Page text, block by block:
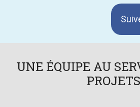
UNE ÉQUIPE AU
PROJETS